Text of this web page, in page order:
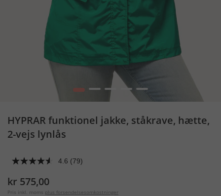
1 2 3 5
HYPRAR funktionel jakke, ståkrave, hætte,
2-vejs lynlås
4.6 (79)
kr 575,00
Pris inkl. moms plus forsendelsesomkostninger